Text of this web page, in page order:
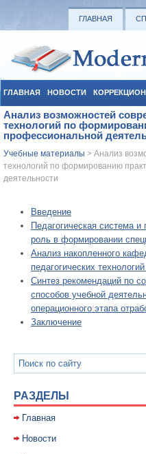
ГЛАВНАЯ
ГЛАВНАЯ НОВОСТИ
СОЦИАЛЬНАЯ ПЕДАГОГИКА
Анализ возможностей
технологий по
профессиональной
Учебные материалы > Анализ
технологий по формированию
деятельности
Введение
Педагогическая система и
роль в формировании
Анализ накопленного
педагогических
Синтез рекомендаций по
способов учебной
операционного этапа
Заключение
РАЗДЕЛЫ
Главная
Новости